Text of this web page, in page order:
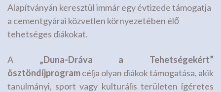
Alapítványán keresztül immár egy évtizede támogatja
a cementgyárai közvetlen környezetében élő
tehetséges diákokat.
A „Duna-Dráva a Tehetségekért”
ösztöndíjprogramcélja olyan diákok támogatása, akik
tanulmányi, sport vagy kulturális területen ígéretes